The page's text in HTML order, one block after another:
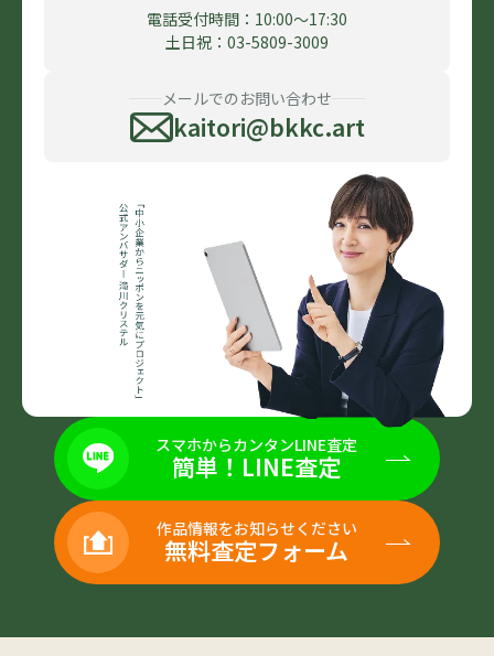
電話受付時間：10:00〜17:30
土日祝：03-5809-3009
メールでのお問い合わせ
kaitori@bkkc.art
スマホからカンタンLINE査定
簡単！LINE査定
作品情報をお知らせください
無料査定フォーム